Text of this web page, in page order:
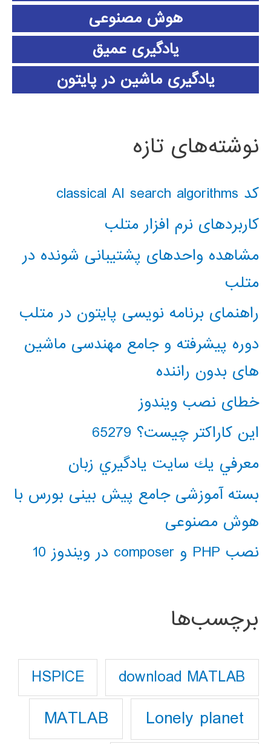
هوش مصنوعی
یادگیری عمیق
یادگیری ماشین در پایتون
نوشته‌های تازه
کد classical AI search algorithms
کاربردهای نرم افزار متلب
مشاهده واحدهای پشتیبانی شونده در
متلب
راهنمای برنامه نویسی پایتون در متلب
دوره پیشرفته و جامع مهندسی ماشین
های بدون راننده
خطای نصب ویندوز
این کاراکتر چیست؟ 65279
معرفي يك سايت يادگيري زبان
بسته آموزشی جامع پیش بینی بورس با
هوش مصنوعی
نصب PHP و composer در ویندوز 10
برچسب‌ها
download MATLAB
HSPICE
Lonely planet
MATLAB